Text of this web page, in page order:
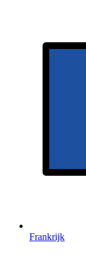
Frankrijk